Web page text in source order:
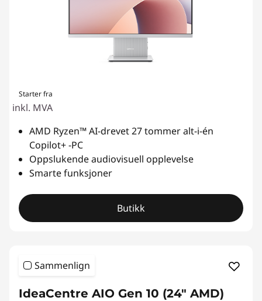
Starter fra
inkl. MVA
AMD Ryzen™ AI-drevet 27 tommer alt-i-én
Copilot+ -PC
Oppslukende audiovisuell opplevelse
Smarte funksjoner
Butikk
Sammenlign
IdeaCentre AIO Gen 10 (24" AMD)